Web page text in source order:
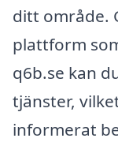
ditt område.
plattform
q6b.se kan
tjänster,
informerat